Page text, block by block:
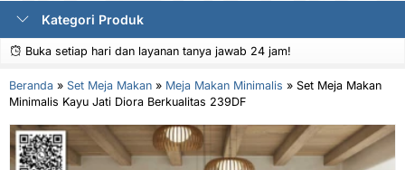
Kategori Produk
Buka setiap hari dan layanan tanya jawab 24 jam!
Beranda » Set Meja Makan » Meja Makan Minimalis » Set Meja Makan
Minimalis Kayu Jati Diora Berkualitas 239DF